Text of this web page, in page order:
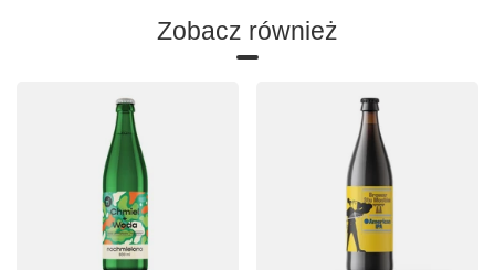
Zobacz również